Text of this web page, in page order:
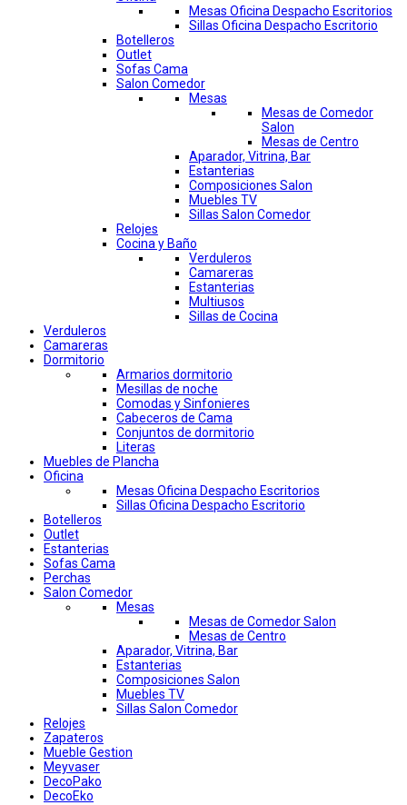
Mesas Oficina Despacho Escritorios
Sillas Oficina Despacho Escritorio
Botelleros
Outlet
Sofas Cama
Salon Comedor
Mesas
Mesas de Comedor
Salon
Mesas de Centro
Aparador, Vitrina, Bar
Estanterias
Composiciones Salon
Muebles TV
Sillas Salon Comedor
Relojes
Cocina y Baño
Verduleros
Camareras
Estanterias
Multiusos
Sillas de Cocina
Verduleros
Camareras
Dormitorio
Armarios dormitorio
Mesillas de noche
Comodas y Sinfonieres
Cabeceros de Cama
Conjuntos de dormitorio
Literas
Muebles de Plancha
Oficina
Mesas Oficina Despacho Escritorios
Sillas Oficina Despacho Escritorio
Botelleros
Outlet
Estanterias
Sofas Cama
Perchas
Salon Comedor
Mesas
Mesas de Comedor Salon
Mesas de Centro
Aparador, Vitrina, Bar
Estanterias
Composiciones Salon
Muebles TV
Sillas Salon Comedor
Relojes
Zapateros
Mueble Gestion
Meyvaser
DecoPako
DecoEko